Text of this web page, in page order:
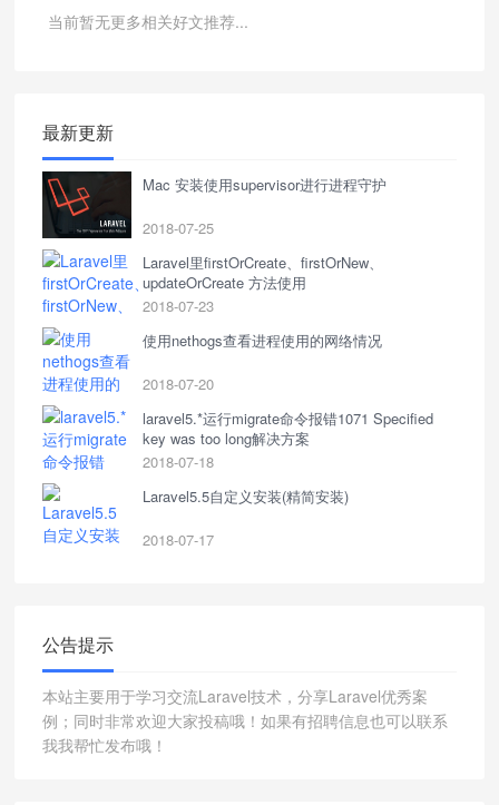
当前暂无更多相关好文推荐...
最新更新
Mac 安装使用supervisor进行进程守护
2018-07-25
Laravel里firstOrCreate、firstOrNew、
updateOrCreate 方法使用
2018-07-23
使用nethogs查看进程使用的网络情况
2018-07-20
laravel5.*运行migrate命令报错1071 Specified
key was too long解决方案
2018-07-18
Laravel5.5自定义安装(精简安装)
2018-07-17
公告提示
本站主要用于学习交流Laravel技术，分享Laravel优秀案
例；同时非常欢迎大家投稿哦！如果有招聘信息也可以联系
我我帮忙发布哦！